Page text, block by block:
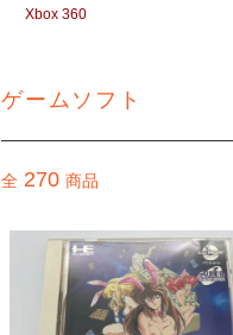
Xbox 360
ゲームソフト
全 270 商品